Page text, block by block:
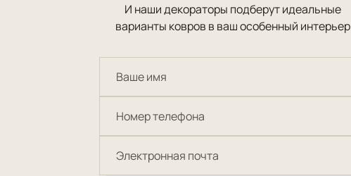
И наши декораторы подберут идеальные
варианты ковров в ваш особенный интерьер